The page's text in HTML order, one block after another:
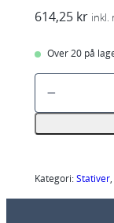
614,25 kr inkl.
Over 20 på
P
C
C
Kategori:Stativer,